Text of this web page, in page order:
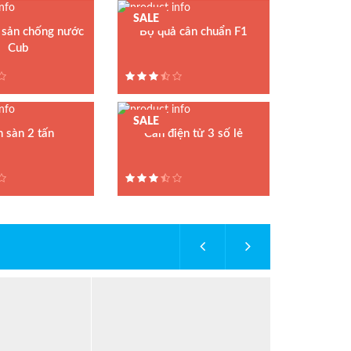
chống nước
Cub
điện tử CUB
: Mettler Toledo
SALE
Bộ quả cân chuẩn F1
Hãng sản xuất : VMC
Bảo hành: 3 năm
sàn 2 tấn
SALE
Cân điện tử 3 số lẻ